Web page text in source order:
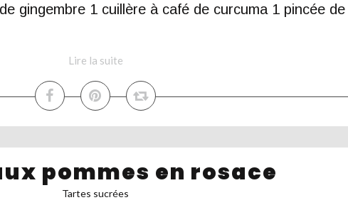
gingembre 1 cuillère à café de curcuma 1 pincée de
Lire la suite
pommes en rosace
Tartes sucrées